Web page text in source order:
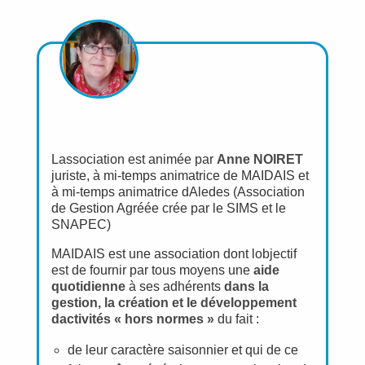
Lassociation est animée par Anne NOIRET
juriste, à mi-temps animatrice de MAIDAIS et
à mi-temps animatrice dAledes (Association
de Gestion Agréée crée par le SIMS et le
SNAPEC)
MAIDAIS est une association dont lobjectif
est de fournir par tous moyens une aide
quotidienneà ses adhérents dans la
gestion, la création et le développement
dactivités « hors normes »du fait :
de leur caractère saisonnier et qui de ce